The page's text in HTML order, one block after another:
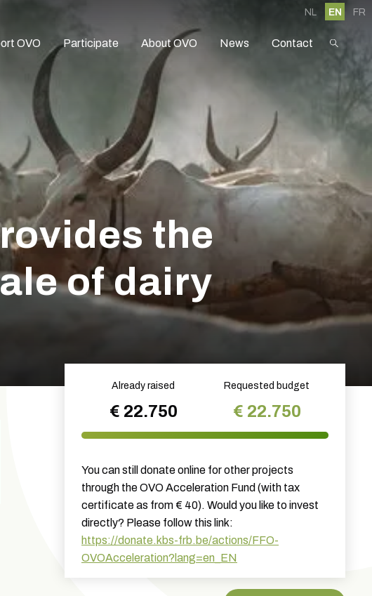
NL EN FR
OVO Participate About OVO News Contact
the
of dairy
Already raised
€ 22.750
Requested budget
€ 22.750
You can still donate online for other projects
through the OVO Acceleration Fund (with tax
certificate as from € 40). Would you like to invest
directly? Please follow this link:
https://donate.kbs-frb.be/actions/FFO-
OVOAcceleration?lang=en_EN